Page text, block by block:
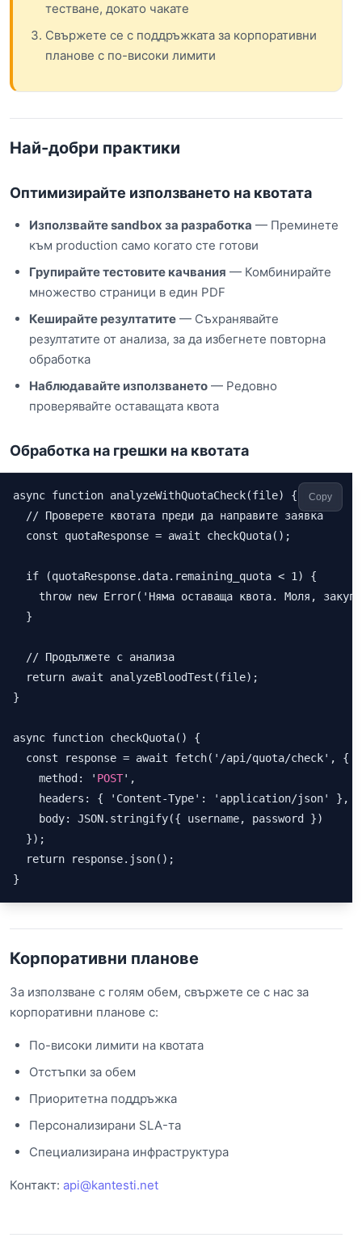
тестване, докато чакате
Свържете се с поддръжката за корпоративни
планове с по-високи лимити
Най-добри практики
Оптимизирайте използването на квотата
Използвайте sandbox за разработка — Преминете
към production само когато сте готови
Групирайте тестовите качвания — Комбинирайте
множество страници в един PDF
Кеширайте резултатите — Съхранявайте
резултатите от анализа, за да избегнете повторна
обработка
Наблюдавайте използването — Редовно
проверявайте оставащата квота
Обработка на грешки на квотата
async function analyzeWithQuotaCheck(file) {
  // Проверете квотата преди да направите заявка
  const quotaResponse = await checkQuota();
  if (quotaResponse.data.remaining_quota < 1) {
throw new Error('Няма оставаща квота. Моля,
  }
  // Продължете с анализа
  return await analyzeBloodTest(file);
}
async function checkQuota() {
  const response = await fetch('/api/quota/check', {
    method: '
POST',
    headers: { 'Content-Type': 'application/json' },
    body: JSON.stringify({ username, password })
  });
  return response.json();
}
Copy
Корпоративни планове
За използване с голям обем, свържете се с нас за
корпоративни планове с:
По-високи лимити на квотата
Отстъпки за обем
Приоритетна поддръжка
Персонализирани SLA-та
Специализирана инфраструктура
Контакт: api@kantesti.net